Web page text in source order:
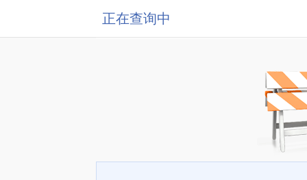
正在查询中